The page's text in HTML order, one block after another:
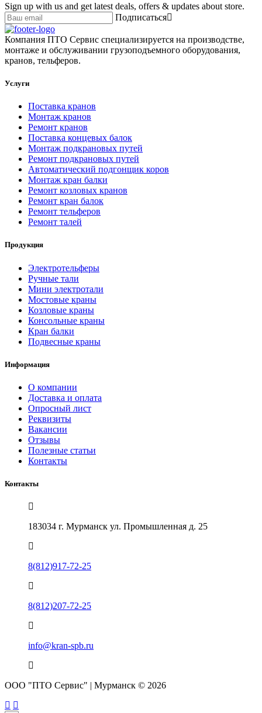
Sign up with us and get latest deals, offers & updates about store.
Подписаться
Компания ПТО Сервис специализируется на производстве,
монтаже и обслуживании грузоподъемного оборудования,
кранов, тельферов.
Услуги
Поставка кранов
Монтаж кранов
Ремонт кранов
Поставка концевых балок
Монтаж подкрановых путей
Ремонт подкрановых путей
Автоматический подгонщик коров
Монтаж кран балки
Ремонт козловых кранов
Ремонт кран балок
Ремонт тельферов
Ремонт талей
Продукция
Электротельферы
Ручные тали
Мини электротали
Мостовые краны
Козловые краны
Консольные краны
Кран балки
Подвесные краны
Информация
О компании
Доставка и оплата
Опросный лист
Реквизиты
Вакансии
Отзывы
Полезные статьи
Контакты
Контакты
183034 г. Мурманск ул. Промышленная д. 25
8(812)917-72-25
8(812)207-72-25
info@kran-spb.ru
ООО "ПТО Сервис" | Мурманск © 2026